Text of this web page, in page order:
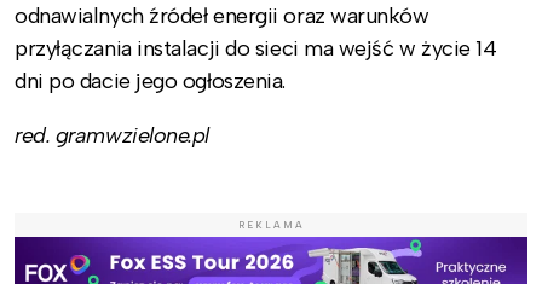
odnawialnych źródeł energii oraz warunków
przyłączania instalacji do sieci ma wejść w życie 14
dni po dacie jego ogłoszenia.
red. gramwzielone.pl
REKLAMA